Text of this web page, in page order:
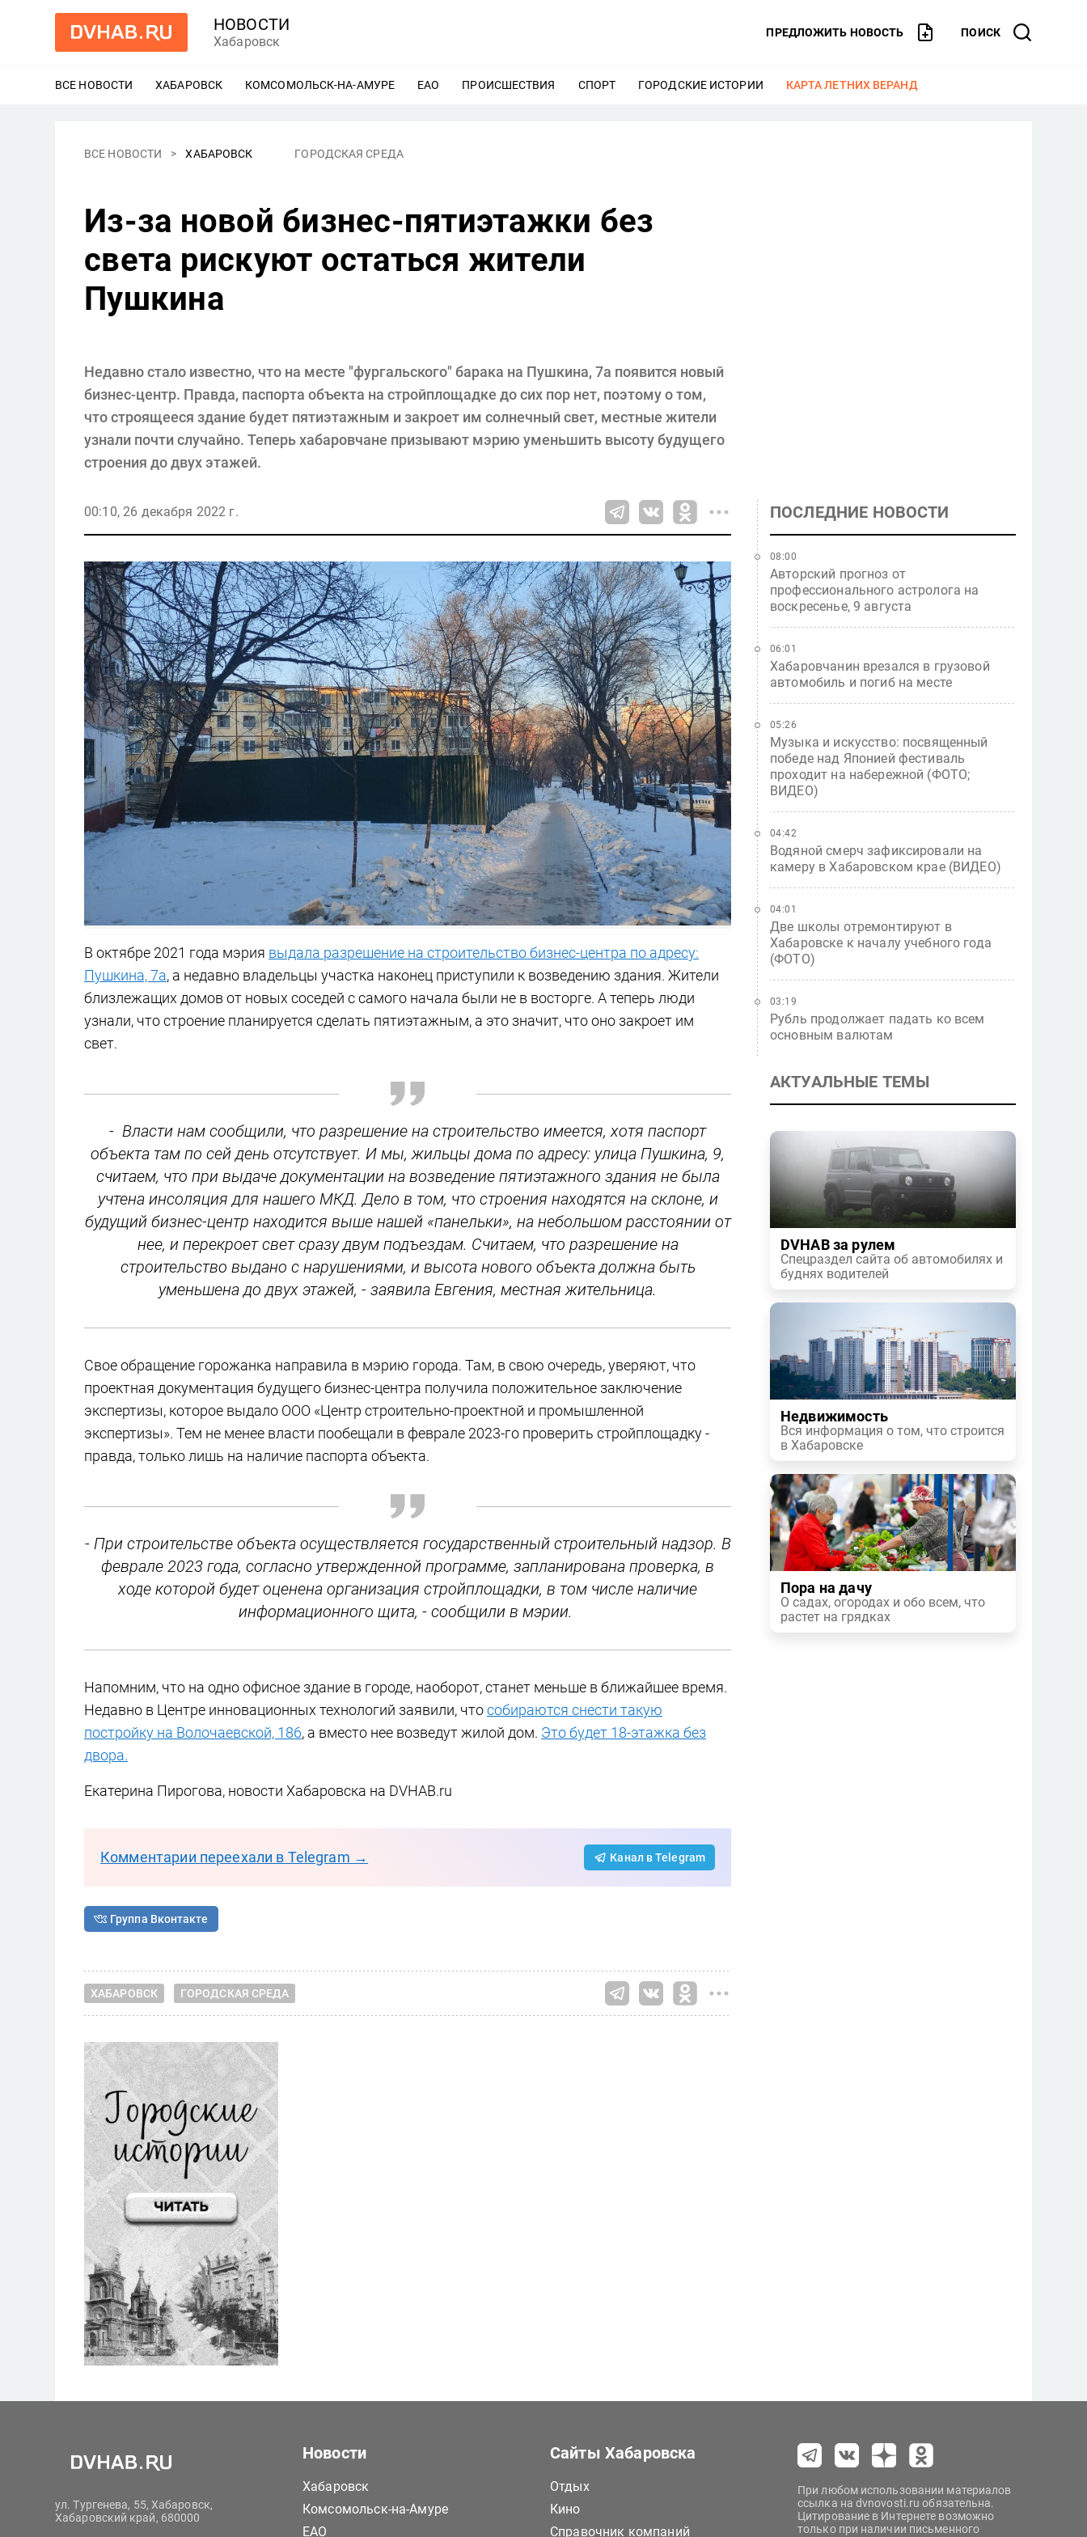
НОВОСТИ
Хабаровск
ПРЕДЛОЖИТЬ НОВОСТЬ ПОИСК
ВСЕ НОВОСТИ ХАБАРОВСК ЕЩЕ
КОМСОМОЛЬСК-НА-АМУРЕ ЕЩЕ
ЕАО ЕЩЕ
ПРОИСШЕСТВИЯ ЕЩЕ
СПОРТ ЕЩЕ
ГОРОДСКИЕ ИСТОРИИ ЕЩЕ
КАРТА ЛЕТНИХ ВЕРАНД
ВСЕ НОВОСТИ ХАБАРОВСК ГОРОДСКАЯ СРЕДА
Из-за новой бизнес-пятиэтажки без
света рискуют остаться жители
Пушкина
Недавно стало известно, что на месте "фургальского" барака на Пушкина, 7а появится новый
бизнес-центр. Правда, паспорта объекта на стройплощадке до сих пор нет, поэтому о том,
что строящееся здание будет пятиэтажным и закроет им солнечный свет, местные жители
узнали почти случайно. Теперь хабаровчане призывают мэрию уменьшить высоту будущего
строения до двух этажей.
00:10, 26 декабря 2022 г.
В октябре 2021 года мэрия выдала разрешение на строительство бизнес-центра по адресу:
Пушкина, 7а, а недавно владельцы участка наконец приступили к возведению здания. Жители
близлежащих домов от новых соседей с самого начала были не в восторге. А теперь люди
узнали, что строение планируется сделать пятиэтажным, а это значит, что оно закроет им
свет.
- Власти нам сообщили, что разрешение на строительство имеется, хотя паспорт
объекта там по сей день отсутствует. И мы, жильцы дома по адресу: улица Пушкина, 9,
считаем, что при выдаче документации на возведение пятиэтажного здания не была
учтена инсоляция для нашего МКД. Дело в том, что строения находятся на склоне, и
будущий бизнес-центр находится выше нашей «панельки», на небольшом расстоянии от
нее, и перекроет свет сразу двум подъездам. Считаем, что разрешение на
строительство выдано с нарушениями, и высота нового объекта должна быть
уменьшена до двух этажей, - заявила Евгения, местная жительница.
Свое обращение горожанка направила в мэрию города. Там, в свою очередь, уверяют, что
проектная документация будущего бизнес-центра получила положительное заключение
экспертизы, которое выдало ООО «Центр строительно-проектной и промышленной
экспертизы». Тем не менее власти пообещали в феврале 2023-го проверить стройплощадку -
правда, только лишь на наличие паспорта объекта.
- При строительстве объекта осуществляется государственный строительный надзор. В
феврале 2023 года, согласно утвержденной программе, запланирована проверка, в
ходе которой будет оценена организация стройплощадки, в том числе наличие
информационного щита, - сообщили в мэрии.
Напомним, что на одно офисное здание в городе, наоборот, станет меньше в ближайшее время.
Недавно в Центре инновационных технологий заявили, чтособираются снести такую
постройку на Волочаевской, 186, а вместо нее возведут жилой дом. Это будет 18-этажка без
двора.
Екатерина Пирогова, новости Хабаровска на DVHAB.ru
Комментарии переехали в Telegram → Канал в Telegram
Группа Вконтакте
ХАБАРОВСК ГОРОДСКАЯ СРЕДА
ПОСЛЕДНИЕ НОВОСТИ
Авторский прогноз от
профессионального астролога на
воскресенье, 9 августа
08:00
Хабаровчанин врезался в грузовой
автомобиль и погиб на месте
06:01
Музыка и искусство: посвященный
победе над Японией фестиваль
проходит на набережной (ФОТО;
ВИДЕО)
05:26
Водяной смерч зафиксировали на
камеру в Хабаровском крае (ВИДЕО)
04:42
Две школы отремонтируют в
Хабаровске к началу учебного года
(ФОТО)
04:01
Рубль продолжает падать ко всем
основным валютам
03:19
АКТУАЛЬНЫЕ ТЕМЫ
DVHAB за рулем
Спецраздел сайта об автомобилях и
буднях водителей
Недвижимость
Вся информация о том, что строится
в Хабаровске
Пора на дачу
О садах, огородах и обо всем, что
растет на грядках
ул. Тургенева, 55, Хабаровск,
Хабаровский край, 680000
Новости
Хабаровск
Комсомольск-на-Амуре
ЕАО
Сайты Хабаровска
Отдых
Кино
Справочник компаний
При любом использовании материалов
ссылка на dvnovosti.ru обязательна.
Цитирование в Интернете возможно
только при наличии письменного